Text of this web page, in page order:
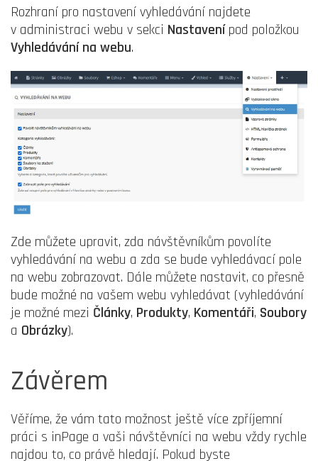
Rozhraní pro nastavení vyhledávání najdete
v administraci webu v sekci Nastavenípod položkou
Vyhledávání na webu.
Zde můžete upravit, zda návštěvníkům povolíte
vyhledávání na webu a zda se bude vyhledávací pole
na webu zobrazovat. Dále můžete nastavit, co přesně
bude možné na vašem webu vyhledávat (vyhledávání
je možné mezi Články, Produkty, Komentáři, Soubory
a Obrázky).
Závěrem
Věříme, že vám tato možnost ještě více zpříjemní
práci s inPage a vaši návštěvníci na webu vždy rychle
najdou to, co právě hledají. Pokud byste